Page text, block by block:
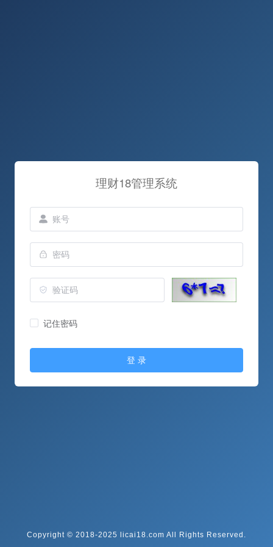
理财18管理系统
记住密码
登 录
Copyright © 2018-2025 licai18.com All Rights Reserved.